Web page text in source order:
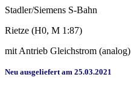
Stadler/Siemens S-Bahn
Rietze (H0, M 1:87)
mit Antrieb Gleichstrom (analog)
Neu ausgeliefert am 25.03.2021